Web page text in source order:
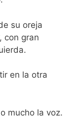
su oreja
con gran
en la otra
mucho la voz.